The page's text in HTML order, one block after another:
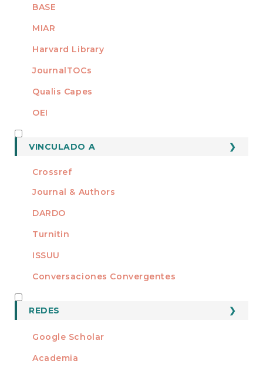
BASE
MIAR
Harvard Library
JournalTOCs
Qualis Capes
OEI
VINCULADO A
Crossref
Journal & Authors
DARDO
Turnitin
ISSUU
Conversaciones Convergentes
REDES
Google Scholar
Academia